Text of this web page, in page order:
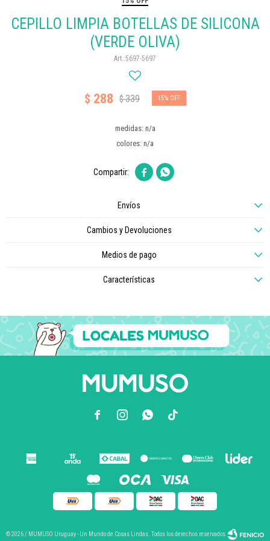
CEPILLO LIMPIA BOTELLAS DE SILICONA
(VERDE OLIVA)
5697-5697
$ 288 $339 15
medidas: n/a
colores: n/a
 
Envíos
Cambios y Devoluciones
Medios de pago
Características
  
© 2026 / MUMUSO Uruguay - Un Mundo de Cosas Lindas. Todos los derechos reservados.